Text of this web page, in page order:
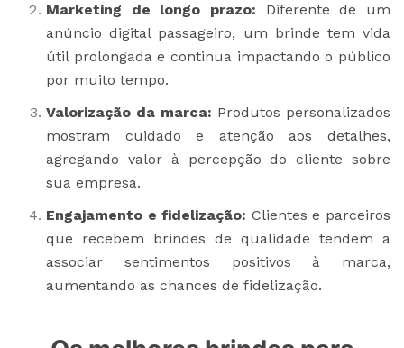
Marketing de longo prazo: Diferente de um
anúncio digital passageiro, um brinde tem vida
útil prolongada e continua impactando o público
por muito tempo.
Valorização da marca: Produtos personalizados
mostram cuidado e atenção aos detalhes,
agregando valor à percepção do cliente sobre
sua empresa.
Engajamento e fidelização: Clientes e parceiros
que recebem brindes de qualidade tendem a
associar sentimentos positivos à marca,
aumentando as chances de fidelização.